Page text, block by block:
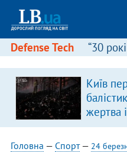
Defense Tech “30
Київ
жертва
Головна — Спорт— 24